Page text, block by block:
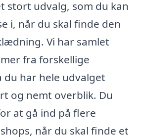
stort udvalg, som du kan
i, når du skal finde den
Vi har samlet
fra forskellige
du har hele udvalget
og nemt overblik. Du
at gå ind på flere
når du skal finde et